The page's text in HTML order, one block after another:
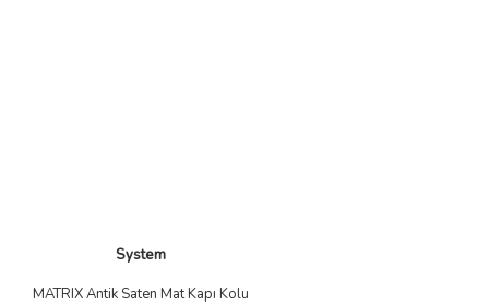
System
MATRIX Antik Saten Mat Kapı Kolu